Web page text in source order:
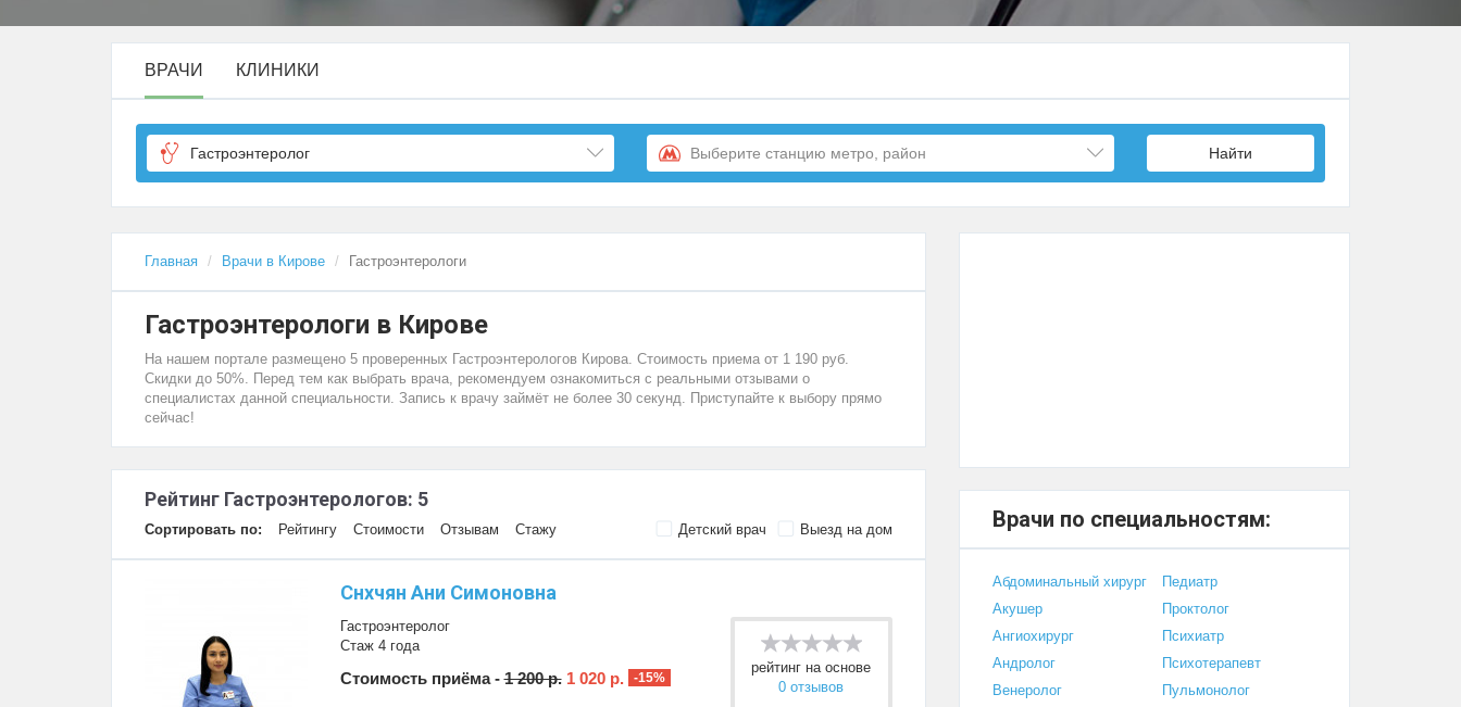
ВРАЧИ КЛИНИКИ
Гастроэнтеролог Выберите станцию метро, район Найти
Главная Врачи в Кирове Гастроэнтерологи
Гастроэнтерологи в Кирове
На нашем портале размещено 5 проверенных Гастроэнтерологов Кирова. Стоимость приема от 1 190 руб.
Скидки до 50%. Перед тем как выбрать врача, рекомендуем ознакомиться с реальными отзывами о
специалистах данной специальности. Запись к врачу займёт не более 30 секунд. Приступайте к выбору прямо
сейчас!
Рейтинг Гастроэнтерологов: 5
Сортировать по: Рейтингу Стоимости Отзывам Стажу Выезд на дом
Детский врач
Снхчян Ани Симоновна
Гастроэнтеролог
Стаж 4 года
Стоимость приёма -1 200 р. 1 020 р. -15%
рейтинг на основе
0 отзывов
Врачи по специальностям:
Абдоминальный хирург
Акушер
Ангиохирург
Андролог
Венеролог
Педиатр
Проктолог
Психиатр
Психотерапевт
Пульмонолог